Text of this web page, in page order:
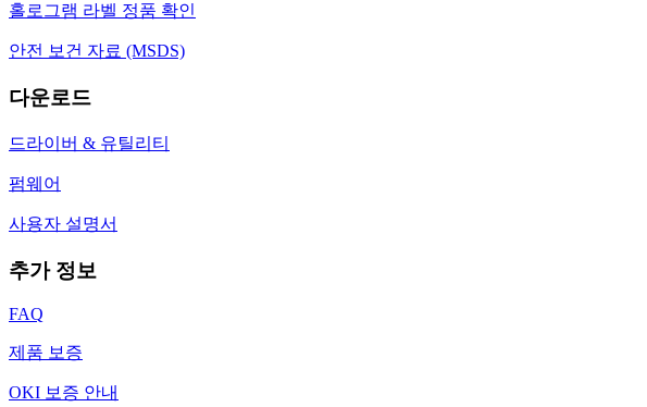
홀로그램 라벨 정품 확인
안전 보건 자료 (MSDS)
다운로드
드라이버 & 유틸리티
펌웨어
사용자 설명서
추가 정보
FAQ
제품 보증
OKI 보증 안내